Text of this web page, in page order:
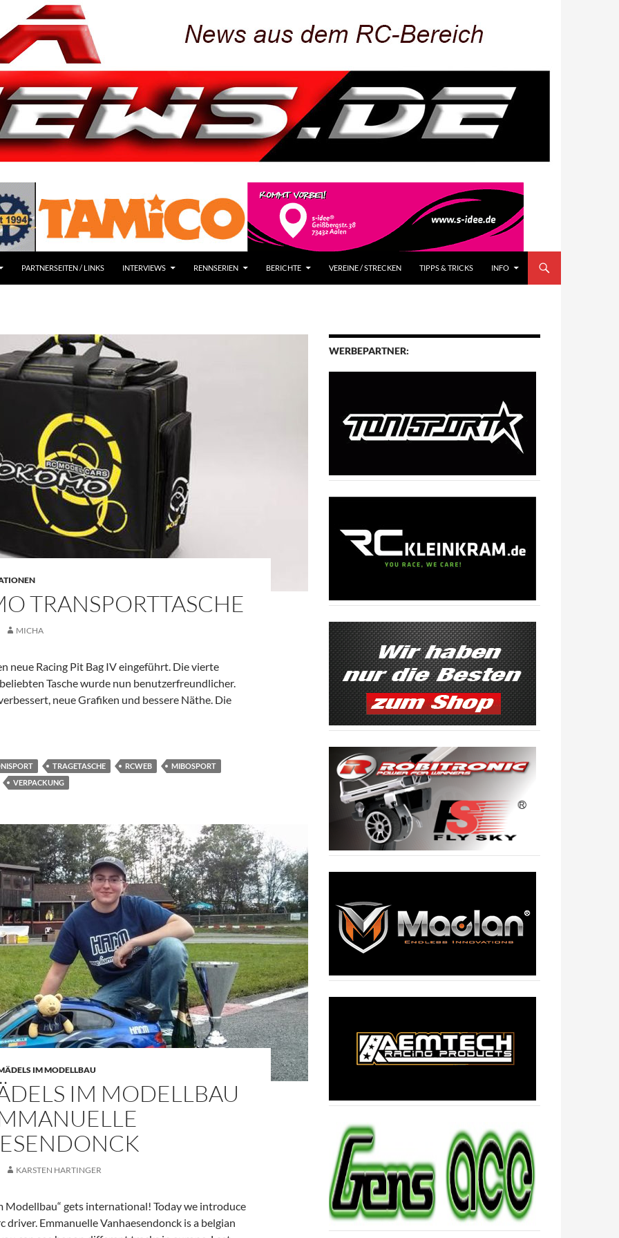
PARTNERSEITEN / LINKS INTERVIEWS RENNSERIEN BERICHTE VEREINE / STRECKEN TIPPS & TRICKS INFO
TRANSPORTTASCHE
MICHA
neue Racing Pit Bag IV eingeführt. Die vierte
Tasche wurde nun benutzerfreundlicher.
neue Grafiken und bessere Näthe. Die
TRAGETASCHE RCWEB
MIBOSPORT
VERPACKUNG
IM MODELLBAU
IM MODELLBAU
KARSTEN HARTINGER
Modellbau“ gets international! Today we introduce
driver. Emmanuelle Vanhaesendonck is a belgian
WERBEPARTNER: